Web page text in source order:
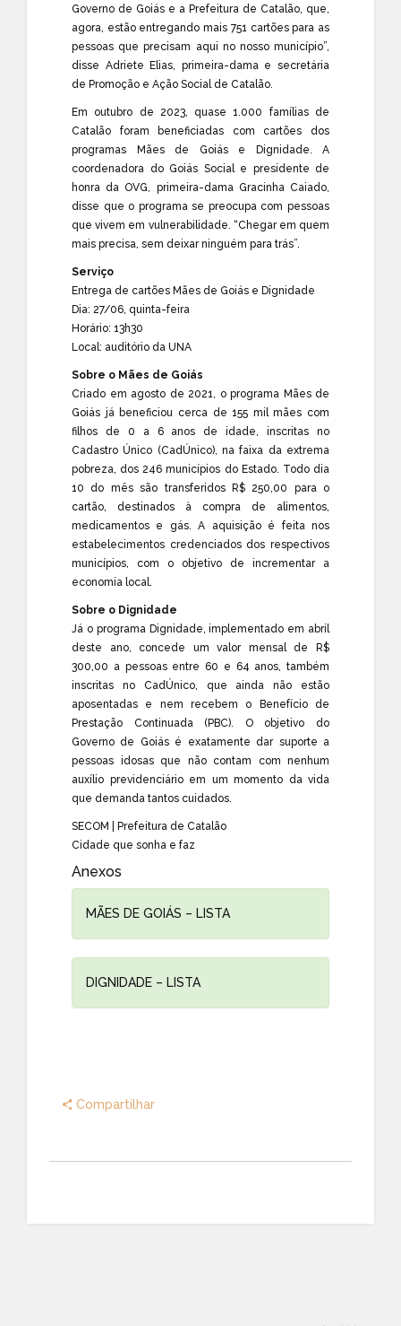
Governo de Goiás e a Prefeitura de Catalão, que,
agora, estão entregando mais 751 cartões para as
pessoas que precisam aqui no nosso município”,
disse Adriete Elias, primeira-dama e secretária
de Promoção e Ação Social de Catalão.
Em outubro de 2023, quase 1.000 famílias de
Catalão foram beneficiadas com cartões dos
programas Mães de Goiás e Dignidade. A
coordenadora do Goiás Social e presidente de
honra da OVG, primeira-dama Gracinha Caiado,
disse que o programa se preocupa com pessoas
que vivem em vulnerabilidade. “Chegar em quem
mais precisa, sem deixar ninguém para trás”.
Serviço
Entrega de cartões Mães de Goiás e Dignidade
Dia: 27/06, quinta-feira
Horário: 13h30
Local: auditório da UNA
Sobre o Mães de Goiás
Criado em agosto de 2021, o programa Mães de
Goiás já beneficiou cerca de 155 mil mães com
filhos de 0 a 6 anos de idade, inscritas no
Cadastro Único (CadÚnico), na faixa da extrema
pobreza, dos 246 municípios do Estado. Todo dia
10 do mês são transferidos R$ 250,00 para o
cartão, destinados à compra de alimentos,
medicamentos e gás. A aquisição é feita nos
estabelecimentos credenciados dos respectivos
municípios, com o objetivo de incrementar a
economia local.
Sobre o Dignidade
Já o programa Dignidade, implementado em abril
deste ano, concede um valor mensal de R$
300,00 a pessoas entre 60 e 64 anos, também
inscritas no CadÚnico, que ainda não estão
aposentadas e nem recebem o Benefício de
Prestação Continuada (PBC). O objetivo do
Governo de Goiás é exatamente dar suporte a
pessoas idosas que não contam com nenhum
auxílio previdenciário em um momento da vida
que demanda tantos cuidados.
SECOM | Prefeitura de Catalão
Cidade que sonha e faz
Anexos
MÃES DE GOIÁS – LISTA
DIGNIDADE – LISTA
Compartilhar